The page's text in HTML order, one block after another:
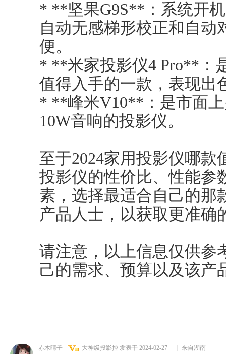
* **坚果G9S**：系统开
自动无感梯形校正和自动
便。
* **米家投影仪4 Pro**：
值得入手的一款，表现出
* **峰米V10**：是市面上
10W音响的投影仪。
至于2024家用投影仪哪
投影仪的性价比、性能参
素，选择最适合自己的那
产品人士，以获取更准确
请注意，以上信息仅供参
己的需求、预算以及该产
赤木晴子 大神级投影控 发表于 2024-02-27 来自湖南